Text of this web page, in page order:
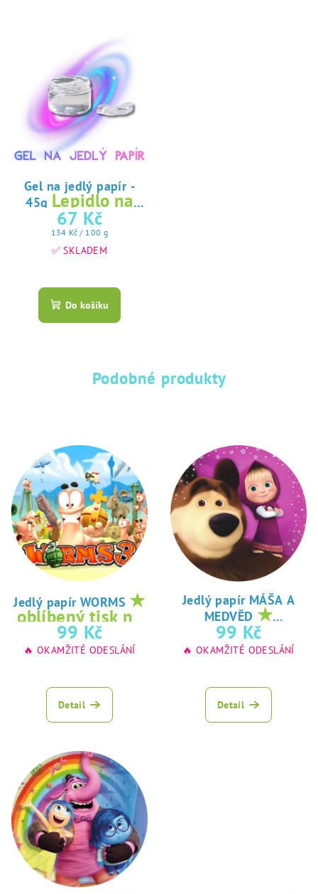
Gel na jedlý papír -
45g Lepidlo na
jedlý papír
67 Kč
Měrná
cena:
134 Kč / 100 g
✅ SKLADEM
hodnocení
produktu
hvězdiček.
Do košíku
Podobné produkty
Jedlý papír WORMS ★
oblíbený tisk na
jedlý papír
99 Kč
🔥 OKAMŽITÉ ODESLÁNÍ
Detail
Jedlý papír MÁŠA A
MEDVĚD ★
oblíbený tisk na
jedlý papír
99 Kč
🔥 OKAMŽITÉ ODESLÁNÍ
Detail